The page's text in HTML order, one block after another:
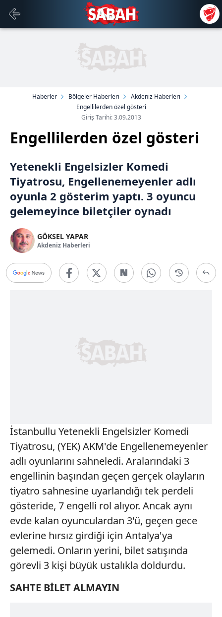
Haberler Bölgeler Haberleri
Akdeniz Haberleri
Engellilerden özel gösteri
Giriş Tarihi: 3.09.2013
Engellilerden özel gösteri
Yetenekli Engelsizler Komedi
Tiyatrosu, Engellenemeyenler adlı
oyunla 2 gösterim yaptı. 3 oyuncu
gelemeyince biletçiler oynadı
GÖKSEL YAPAR
Akdeniz Haberleri
İstanbullu Yetenekli Engelsizler Komedi
Tiyatrosu, (YEK) AKM'de Engellenemeyenler
adlı oyunlarını sahneledi. Aralarındaki 3
engellinin başından geçen gerçek olayların
tiyatro sahnesine uyarlandığı tek perdeli
gösteride, 7 engelli rol alıyor. Ancak aynı
evde kalan oyunculardan 3'ü, geçen gece
evlerine hırsız girdiği için Antalya'ya
gelemedi. Onların yerini, bilet satışında
görevli 3 kişi büyük ustalıkla doldurdu.
SAHTE BİLET ALMAYIN